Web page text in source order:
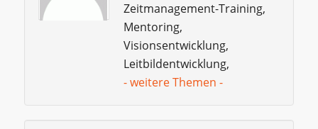
Zeitmanagement-Training,
Mentoring,
Visionsentwicklung,
Leitbildentwicklung,
- weitere Themen -